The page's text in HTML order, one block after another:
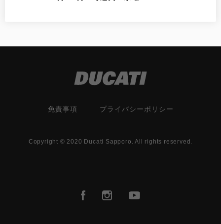
免責事項 プライバシーポリシー
Copyright © 2020 Ducati Sapporo. All rights reserved.